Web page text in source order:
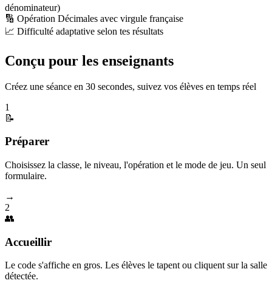
dénominateur)
🔢 Opération Décimales avec virgule française
📈 Difficulté adaptative selon tes résultats
Conçu pour les enseignants
Créez une séance en 30 secondes, suivez vos élèves en temps réel
1
📝
Préparer
Choisissez la classe, le niveau, l'opération et le mode de jeu. Un seul
formulaire.
→
2
👥
Accueillir
Le code s'affiche en gros. Les élèves le tapent ou cliquent sur la salle
détectée.